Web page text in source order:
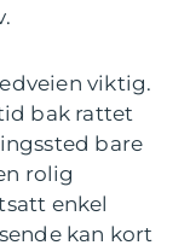
viktig.
bak rattet
bare
rolig
enkel
kan kort